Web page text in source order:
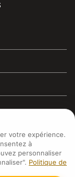
durable, de la
(MI)
votre expérience.
à
personnaliser
Politique de